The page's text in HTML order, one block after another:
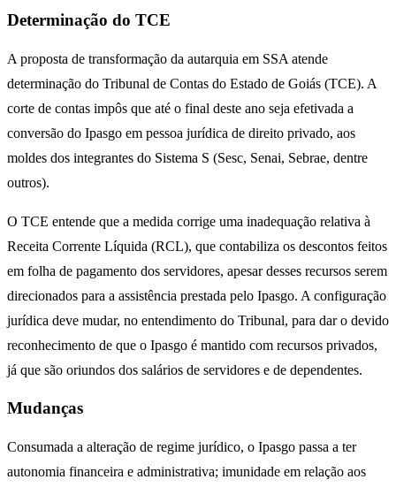
Determinação do TCE
A proposta de transformação da autarquia em SSA atende
determinação do Tribunal de Contas do Estado de Goiás (TCE). A
corte de contas impôs que até o final deste ano seja efetivada a
conversão do Ipasgo em pessoa jurídica de direito privado, aos
moldes dos integrantes do Sistema S (Sesc, Senai, Sebrae, dentre
outros).
O TCE entende que a medida corrige uma inadequação relativa à
Receita Corrente Líquida (RCL), que contabiliza os descontos feitos
em folha de pagamento dos servidores, apesar desses recursos serem
direcionados para a assistência prestada pelo Ipasgo. A configuração
jurídica deve mudar, no entendimento do Tribunal, para dar o devido
reconhecimento de que o Ipasgo é mantido com recursos privados,
já que são oriundos dos salários de servidores e de dependentes.
Mudanças
Consumada a alteração de regime jurídico, o Ipasgo passa a ter
autonomia financeira e administrativa; imunidade em relação aos